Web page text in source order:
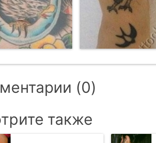
(0)
также